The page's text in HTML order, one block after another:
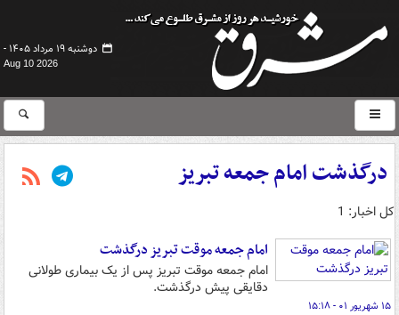
دوشنبه ۱۹ مرداد ۱۴۰۵ -
Aug 10 2026
درگذشت امام جمعه تبریز
کل اخبار: 1
امام جمعه موقت تبریز درگذشت
امام جمعه موقت تبریز پس از یک بیماری طولانی
دقایقی پیش درگذشت.
۱۵ شهریور ۰۱ - ۱۵:۱۸